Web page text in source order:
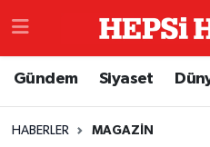
Gündem Siyaset
HABERLER MAGAZIN